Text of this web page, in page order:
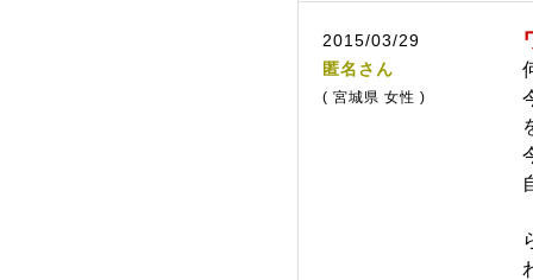
2015/03/29
匿名さん
( 宮城県 女性 )